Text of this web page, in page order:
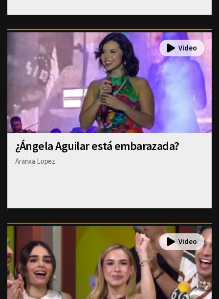
¿Ángela Aguilar está embarazada?
Aranxa Lopez